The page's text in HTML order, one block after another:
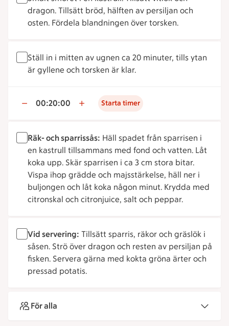
dragon. Tillsätt bröd, hälften av persiljan och
osten. Fördela blandningen över torsken.
Ställ in i mitten av ugnen ca 20 minuter, tills ytan
är gyllene och torsken är klar.
00:20:00 Starta timer
Räk- och sparrissås: Häll spadet från sparrisen i
en kastrull tillsammans med fond och vatten. Låt
koka upp. Skär sparrisen i ca 3 cm stora bitar.
Vispa ihop grädde och majsstärkelse, häll ner i
buljongen och låt koka någon minut. Krydda med
citronskal och citronjuice, salt och peppar.
Vid servering: Tillsätt sparris, räkor och gräslök i
såsen. Strö över dragon och resten av persiljan på
fisken. Servera gärna med kokta gröna ärter och
pressad potatis.
För alla